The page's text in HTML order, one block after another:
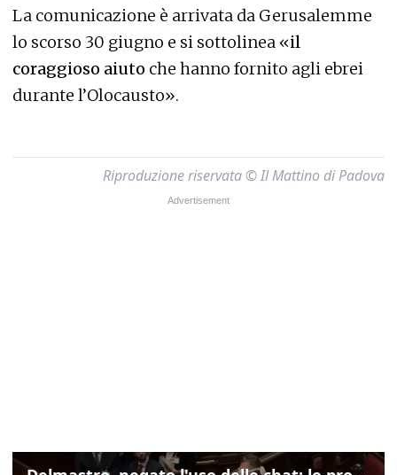
La comunicazione è arrivata da Gerusalemme
lo scorso 30 giugno e si sottolinea «il
coraggioso aiuto che hanno fornito agli ebrei
durante l’Olocausto».
Riproduzione riservata © Il Mattino di Padova